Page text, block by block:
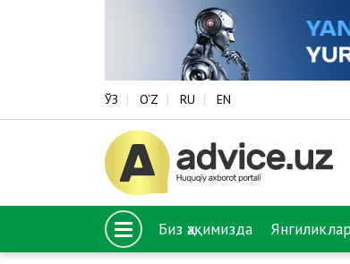
ЎЗ O‘Z RU EN
Биз ҳақимизда